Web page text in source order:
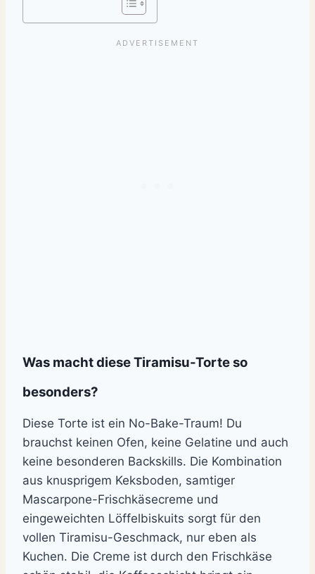
Was macht diese Tiramisu-Torte so
besonders?
Diese Torte ist ein No-Bake-Traum! Du
brauchst keinen Ofen, keine Gelatine und auch
keine besonderen Backskills. Die Kombination
aus knusprigem Keksboden, samtiger
Mascarpone-Frischkäsecreme und
eingeweichten Löffelbiskuits sorgt für den
vollen Tiramisu-Geschmack, nur eben als
Kuchen. Die Creme ist durch den Frischkäse